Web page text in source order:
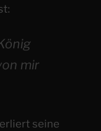
mir
seine